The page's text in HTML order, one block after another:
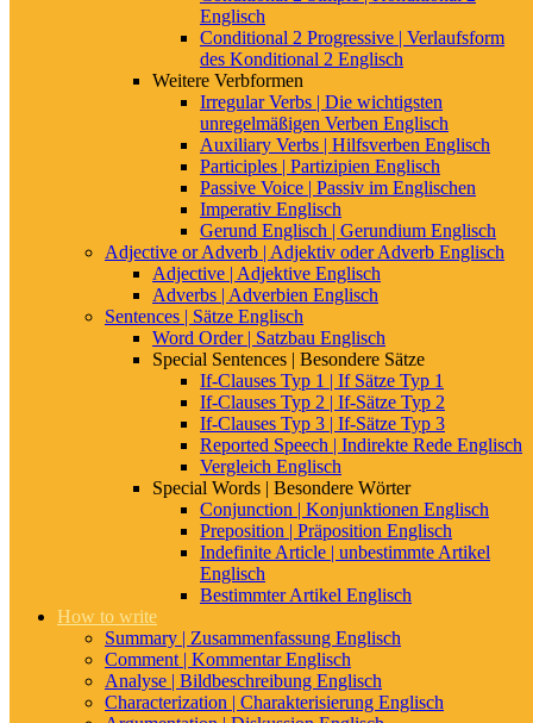
Englisch
Conditional 2 Progressive | Verlaufsform
des Konditional 2 Englisch
Weitere Verbformen
Irregular Verbs | Die wichtigsten
unregelmäßigen Verben Englisch
Auxiliary Verbs | Hilfsverben Englisch
Participles | Partizipien Englisch
Passive Voice | Passiv im Englischen
Imperativ Englisch
Gerund Englisch | Gerundium Englisch
Adjective or Adverb | Adjektiv oder Adverb Englisch
Adjective | Adjektive Englisch
Adverbs | Adverbien Englisch
Sentences | Sätze Englisch
Word Order | Satzbau Englisch
Special Sentences | Besondere Sätze
If-Clauses Typ 1 | If Sätze Typ 1
If-Clauses Typ 2 | If-Sätze Typ 2
If-Clauses Typ 3 | If-Sätze Typ 3
Reported Speech | Indirekte Rede Englisch
Vergleich Englisch
Special Words | Besondere Wörter
Conjunction | Konjunktionen Englisch
Preposition | Präposition Englisch
Indefinite Article | unbestimmte Artikel
Englisch
Bestimmter Artikel Englisch
How to write
Summary | Zusammenfassung Englisch
Comment | Kommentar Englisch
Analyse | Bildbeschreibung Englisch
Characterization | Charakterisierung Englisch
? Nomen Englisch: Inhaltsverzeichnis
Plural im Englischen
Genitiv im Englischen
Lass Dir den Artikel vorlesen!
Über mich